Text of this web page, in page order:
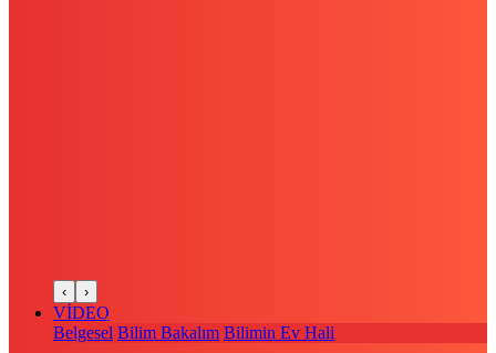
‹ ›
VİDEO
Belgesel Bilim Bakalım Bilimin Ev Hali